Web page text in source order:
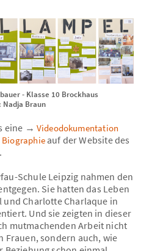
- Klasse 10 Brockhaus
Nadja Braun
eine → Videodokumentation
Biographieauf der Website des
Schule Leipzig nahmen den
Sie hatten das Leben
und Charlotte Charlaque in
Und sie zeigten in dieser
mutmachenden Arbeit nicht
Frauen, sondern auch, wie